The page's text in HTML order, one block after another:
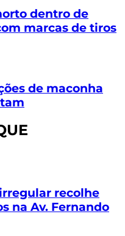
dentro de
marcas de tiros
de maconha
recolhe
na Av. Fernando